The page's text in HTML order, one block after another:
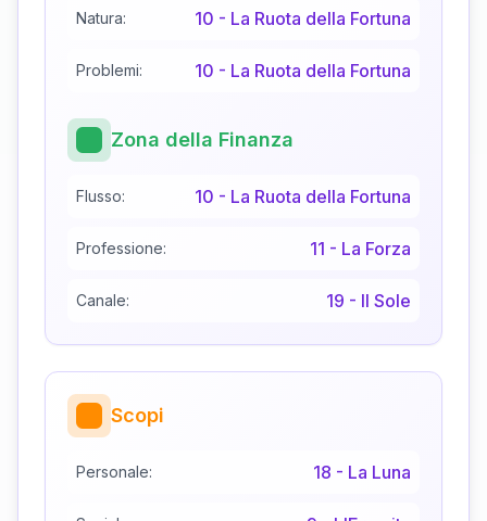
Natura: 10 - La Ruota della Fortuna
Problemi: 10 - La Ruota della Fortuna
Zona della Finanza
Flusso: 10 - La Ruota della Fortuna
Professione: 11 - La Forza
Canale: 19 - Il Sole
Scopi
Personale: 18 - La Luna